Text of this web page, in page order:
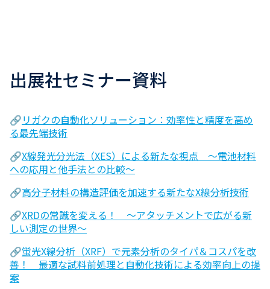
出展社セミナー資料
🔗リガクの自動化ソリューション：効率性と精度を高め
る最先端技術
🔗X線発光分光法（XES）による新たな視点 ～電池材料
への応用と他手法との比較～
🔗高分子材料の構造評価を加速する新たなX線分析技術
🔗XRDの常識を変える！ ～アタッチメントで広がる新
しい測定の世界～
🔗蛍光X線分析（XRF）で元素分析のタイパ＆コスパを改
善！ 最適な試料前処理と自動化技術による効率向上の提
案